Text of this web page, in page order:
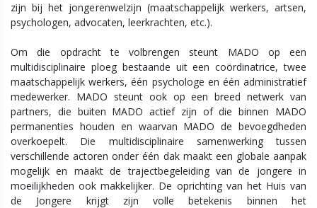
zijn bij het jongerenwelzijn (maatschappelijk werkers, artsen,
psychologen, advocaten, leerkrachten, etc.).
Om die opdracht te volbrengen steunt MADO op een
multidisciplinaire ploeg bestaande uit een coördinatrice, twee
maatschappelijk werkers, één psychologe en één administratief
medewerker. MADO steunt ook op een breed netwerk van
partners, die buiten MADO actief zijn of die binnen MADO
permanenties houden en waarvan MADO de bevoegdheden
overkoepelt. Die multidisciplinaire samenwerking tussen
verschillende actoren onder één dak maakt een globale aanpak
mogelijk en maakt de trajectbegeleiding van de jongere in
moeilijkheden ook makkelijker. De oprichting van het Huis van
de Jongere krijgt zijn volle betekenis binnen het